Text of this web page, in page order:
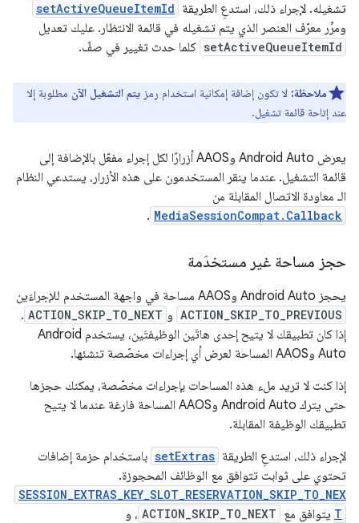
تشغيله. لإجراء ذلك، استدعِ الطريقة setActiveQueueItemId
ومرِّر معرّف العنصر الذي يتم تشغيله في قائمة الانتظار. عليك تعديل
setActiveQueueItemId كلما حدث تغيير في صفّ.
ملاحظة: لا تكون إضافة إمكانية استخدام رمز يتم التشغيل الآن مطلوبة إلا
عند إتاحة قائمة تشغيل.
يعرض Android Auto وAAOS أزرارًا لكل إجراء مفعّل بالإضافة إلى
قائمة التشغيل. عندما ينقر المستخدمون على هذه الأزرار، يستدعي النظام
الـ معاودة الاتصال المقابلة من
MediaSessionCompat.Callback
.
حجز مساحة غير مستخدَمة
يحجز Android Auto وAAOS مساحة في واجهة المستخدم للإجراءَين
ACTION_SKIP_TO_PREVIOUS و ACTION_SKIP_TO_NEXT
.
إذا كان تطبيقك لا يتيح إحدى هاتَين الوظيفتَين، يستخدم Android
Auto وAAOS المساحة لعرض أي إجراءات مخصّصة تنشئها.
إذا كنت لا تريد ملء هذه المساحات بإجراءات مخصّصة، يمكنك حجزها
حتى يترك Android Auto وAAOS المساحة فارغة عندما لا يتيح
تطبيقك الوظيفة المقابلة.
لإجراء ذلك، استدعِ الطريقة setExtras باستخدام حزمة إضافات
تحتوي على ثوابت تتوافق مع الوظائف المحجوزة.
SESSION_EXTRAS_KEY_SLOT_RESERVATION_SKIP_TO_NEX
T يتوافق مع ACTION_SKIP_TO_NEXT ، و